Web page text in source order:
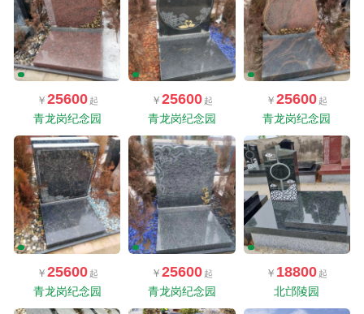
25600
青龙岗纪念园
25600
青龙岗纪念园
25600
青龙岗纪念园
25600
青龙岗纪念园
25600
青龙岗纪念园
18800
北邙陵园